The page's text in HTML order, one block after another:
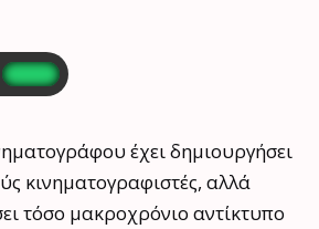
έχει δημιουργήσει
κινηματογραφιστές, αλλά
τόσο μακροχρόνιο αντίκτυπο